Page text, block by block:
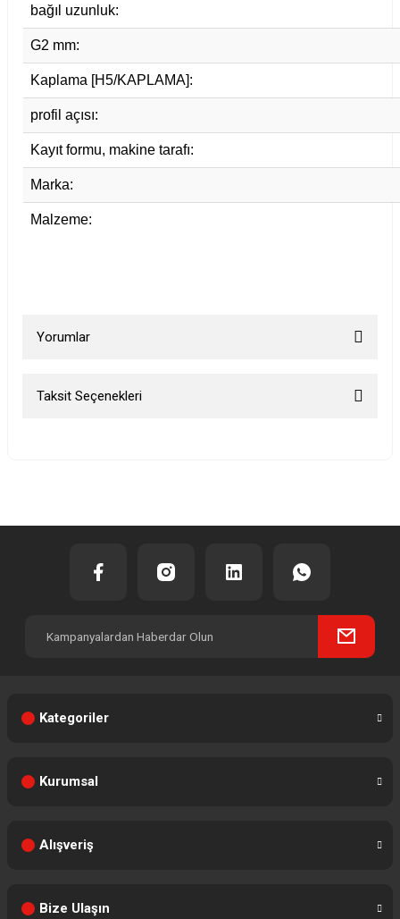
bağıl uzunluk:
G2 mm:
Kaplama [H5/KAPLAMA]:
profil açısı:
Kayıt formu, makine tarafı:
Marka:
Malzeme:
Yorumlar
Taksit Seçenekleri
Kategoriler
Kurumsal
Alışveriş
Bize Ulaşın